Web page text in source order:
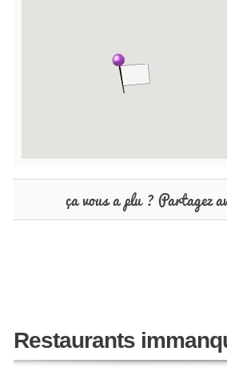
ça vous a plu ? Partagez
Restaurants